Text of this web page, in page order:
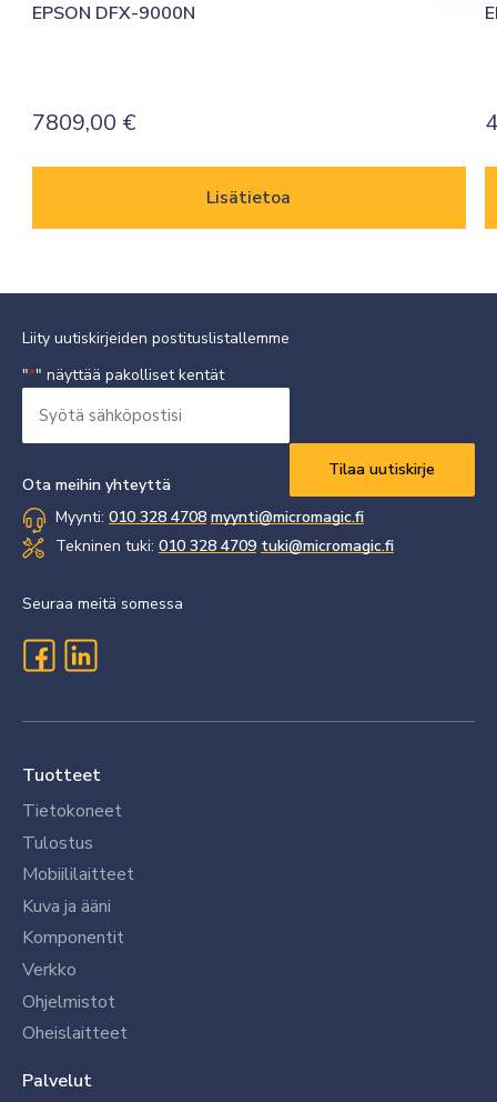
EPSON DFX-9000N
7809,00 €
Lisätietoa
Liity uutiskirjeiden postituslistallemme
"*" näyttää pakolliset kentät
sähköpostisi
Ota meihin yhteyttä
Myynti: 010 328 4708 myynti@micromagic.fi
Tekninen tuki: 010 328 4709 tuki@micromagic.fi
Seuraa meitä somessa
Tuotteet
Tietokoneet
Tulostus
Mobiililaitteet
Kuva ja ääni
Komponentit
Verkko
Ohjelmistot
Oheislaitteet
Palvelut